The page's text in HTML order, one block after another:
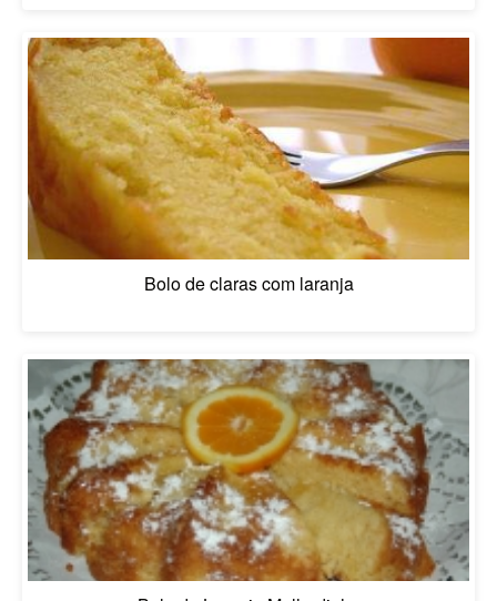
Bolo de claras com laranja